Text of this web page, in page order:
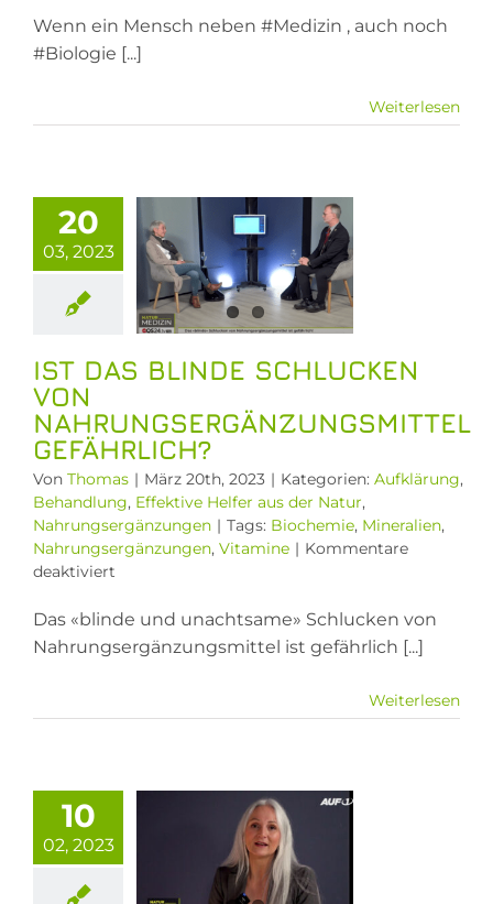
wie
Wenn ein Mensch neben #Medizin , auch noch
#Biologie [...]
Weiterlesen
20
03, 2023
von
der Natur
IST DAS BLINDE SCHLUCKEN
VON
NAHRUNGSERGÄNZUNGSMITTEL
GEFÄHRLICH?
Von Thomas | März 20th, 2023 | Kategorien: Aufklärung,
Behandlung, Effektive Helfer aus der Natur,
Nahrungsergänzungen | Tags: Biochemie, Mineralien,
Nahrungsergänzungen, Vitamine | Kommentare
deaktiviert
das
blinde
Schlucken
Das «blinde und unachtsame» Schlucken von
Nahrungsergänzungsmittel ist gefährlich [...]
Weiterlesen
10
02, 2023
nichts
als
und